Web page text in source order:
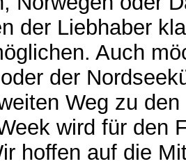
der Liebhaber
Auch
der
Weg zu
wird für den
hoffen auf die